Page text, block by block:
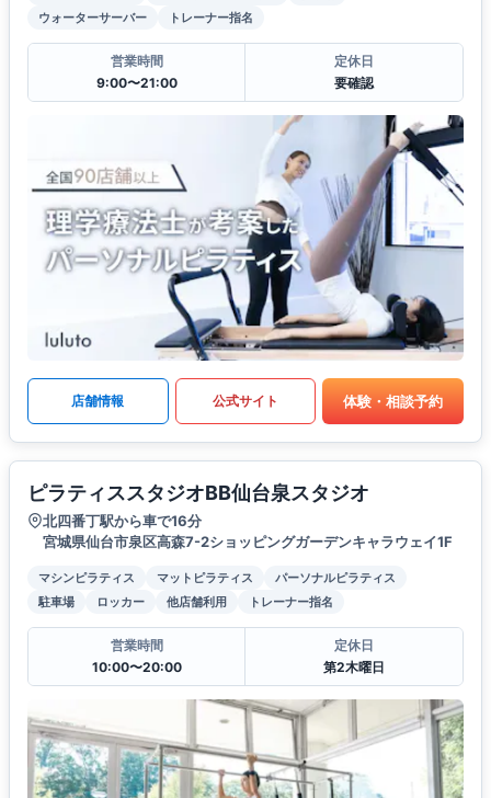
ウォーターサーバー
トレーナー指名
営業時間
9:00〜21:00
定休日
要確認
店舗情報 公式サイト 体験・相談予約
ピラティススタジオBB仙台泉スタジオ
北四番丁駅から車で16分
宮城県仙台市泉区高森7-2ショッピングガーデンキャラウェイ1F
マシンピラティス マットピラティス
パーソナルピラティス
駐車場
ロッカー 他店舗利用 トレーナー指名
営業時間
10:00〜20:00
定休日
第2木曜日